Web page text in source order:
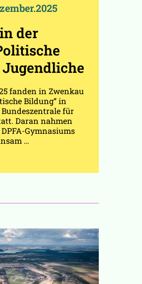
der
fanden in Zwenkau
Bildung“ in
für
Daran nahmen
Gymnasiums
…